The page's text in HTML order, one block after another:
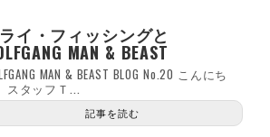
イ・フィッシングと
MAN & BEAST
MAN & BEAST BLOG No.20 こんにち
スタッフＴ...
記事を読む